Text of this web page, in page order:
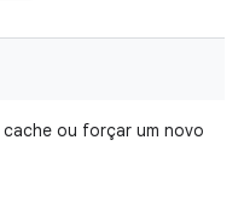
ou forçar um novo